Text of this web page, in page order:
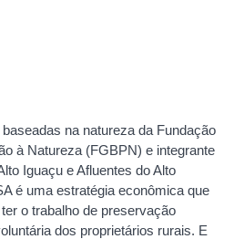
na natureza da Fundação
à Natureza (FGBPN) e integrante
Iguaçu e Afluentes do Alto
é uma estratégia econômica que
o trabalho de preservação
dos proprietários rurais. E